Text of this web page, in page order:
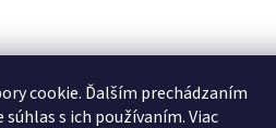
cookie. Ďalším prechádzaním
s ich používaním. Viac